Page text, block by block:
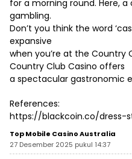
for a morning round. Here,
gambling.
Don’t you think the word
expansive
when you’re at the Country
Country Club Casino offers
a spectacular gastronomic
References:
https://blackcoin.co/dress-
Top Mobile Casino Australia
27 Desember 2025 pukul 14:37